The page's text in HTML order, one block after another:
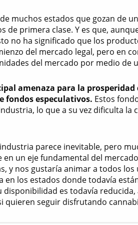
muchos estados que gozan de
de primera clase. Y es que,
no ha significado que los
del mercado legal, pero en
del mercado por medio de
amenaza para la prosperidad
fondos especulativos. Estos
lo que a su vez dificulta
parece inevitable, pero
un eje fundamental del
y nos gustaría animar a todos
en los estados donde todavía
es todavía
quieren seguir disfrutando